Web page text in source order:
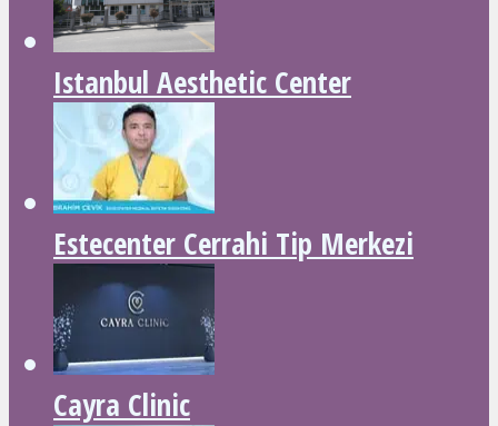
Istanbul Aesthetic Center
Estecenter Cerrahi Tip Merkezi
Cayra Clinic